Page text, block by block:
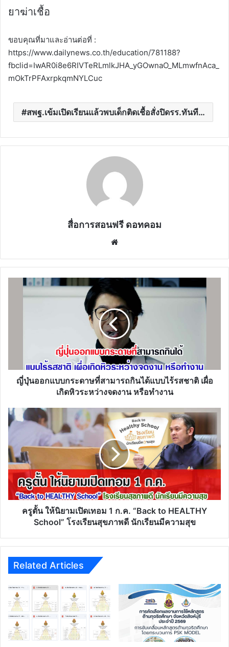
ยาฆ่าเชื้อ
ขอบคุณที่มาและอ่านต่อที่ :
https://www.dailynews.co.th/education/781188?
fbclid=IwAR0i8e6RIVTeRLmlkJHA_yGOwnaO_MLmwfnAca_
mOkTrPFAxrpkqmNYLCuc
สพฐ.เข้มเปิดเรียนแล้วพบเด็กติดเชื้อสั่งปิดรร.ทันที…
สื่อการสอนฟรี ดอทคอม
ไร้
รสชาติ
หิว
ระหว่าง
จด
งาน
หรือ
ทำงาน
ญี่ปุ่นออกแบบกระดาษที่สามารถกินได้แบบไร้รสชาติ เผื่อ
เกิดหิวระหว่างจดงาน หรือทำงาน
ครู
ตั้น
นิยาม
เปิด
เทอม
1
ก.ค.
“Back
HEALTHY
นักเรียน
มี
ความ
สุข
ครูตั้น ให้นิยามเปิดเทอม 1 ก.ค. “Back to HEALTHY
School” โรงเรียนสุขภาพดี นักเรียนมีความสุข
Related Articles